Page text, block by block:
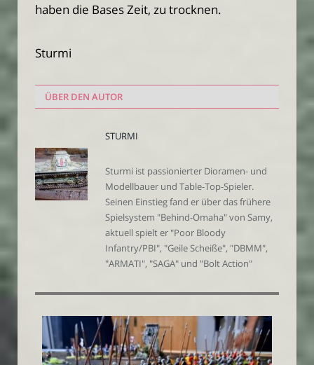
haben die Bases Zeit, zu trocknen.
Sturmi
ÜBER DEN AUTOR
STURMI
Sturmi ist passionierter Dioramen- und
Modellbauer und Table-Top-Spieler.
Seinen Einstieg fand er über das frühere
Spielsystem "Behind-Omaha" von Samy,
aktuell spielt er "Poor Bloody
Infantry/PBI", "Geile Scheiße", "DBMM",
"ARMATI", "SAGA" und "Bolt Action"